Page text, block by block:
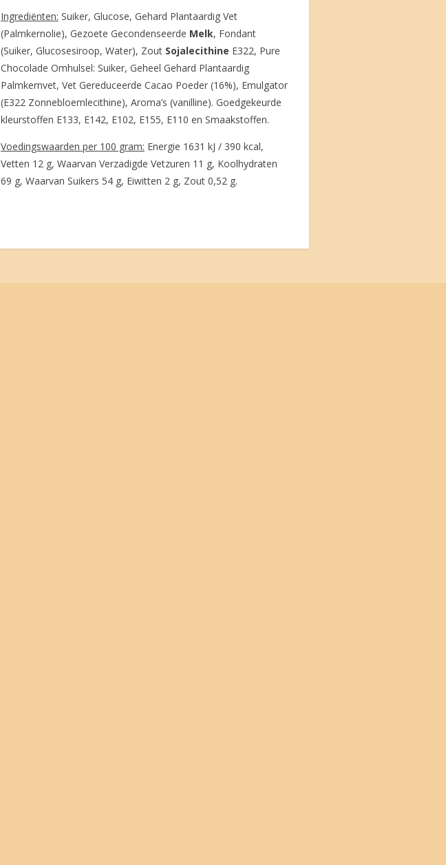
Ingrediënten: Suiker, Glucose, Gehard Plantaardig Vet
(Palmkernolie), Gezoete Gecondenseerde Melk, Fondant
(Suiker, Glucosesiroop, Water), Zout Sojalecithine E322, Pure
Chocolade Omhulsel: Suiker, Geheel Gehard Plantaardig
Palmkernvet, Vet Gereduceerde Cacao Poeder (16%), Emulgator
(E322 Zonnebloemlecithine), Aroma’s (vanilline). Goedgekeurde
kleurstoffen E133, E142, E102, E155, E110 en Smaakstoffen.
Voedingswaarden per 100 gram: Energie 1631 kJ / 390 kcal,
Vetten 12 g, Waarvan Verzadigde Vetzuren 11 g, Koolhydraten
69 g, Waarvan Suikers 54 g, Eiwitten 2 g, Zout 0,52 g.